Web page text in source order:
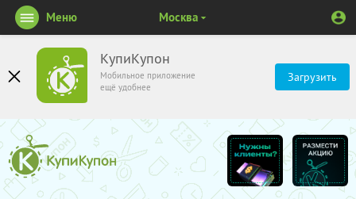
КупиКупон
Мобильное приложение
ещё удобнее
Загрузить
Меню Москва